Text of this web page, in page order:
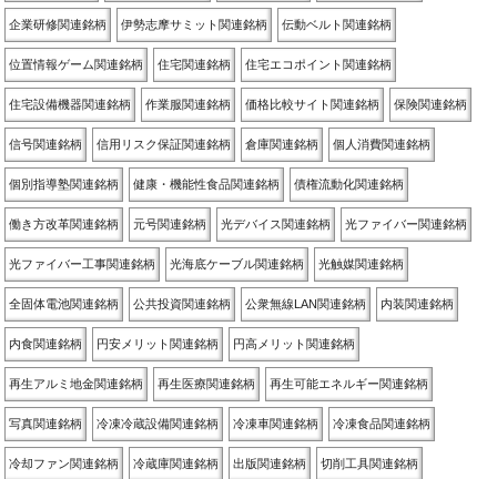
企業研修関連銘柄 伊勢志摩サミット関連銘柄 伝動ベルト関連銘柄
位置情報ゲーム関連銘柄 住宅関連銘柄 住宅エコポイント関連銘柄
住宅設備機器関連銘柄 作業服関連銘柄 価格比較サイト関連銘柄 保険関連銘柄
信号関連銘柄 信用リスク保証関連銘柄 倉庫関連銘柄 個人消費関連銘柄
個別指導塾関連銘柄 健康・機能性食品関連銘柄 債権流動化関連銘柄
働き方改革関連銘柄 元号関連銘柄 光デバイス関連銘柄 光ファイバー関連銘柄
光ファイバー工事関連銘柄 光海底ケーブル関連銘柄 光触媒関連銘柄
全固体電池関連銘柄 公共投資関連銘柄 公衆無線LAN関連銘柄 内装関連銘柄
内食関連銘柄 円安メリット関連銘柄 円高メリット関連銘柄
再生アルミ地金関連銘柄 再生医療関連銘柄 再生可能エネルギー関連銘柄
写真関連銘柄 冷凍冷蔵設備関連銘柄 冷凍車関連銘柄 冷凍食品関連銘柄
冷却ファン関連銘柄 冷蔵庫関連銘柄 出版関連銘柄 切削工具関連銘柄